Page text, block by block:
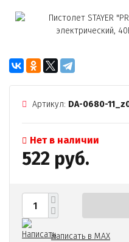
Артикул: DA-0680-
Нет в наличии
522 руб.
Написать в MAX